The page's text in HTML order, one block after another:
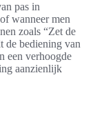
pas in
wanneer men
zoals “Zet de
de bediening van
een verhoogde
aanzienlijk